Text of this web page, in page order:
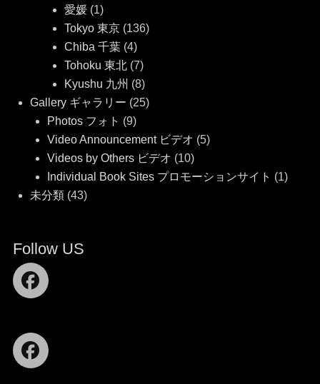
愛媛(1)
Tokyo 東京(136)
Chiba 千葉(4)
Tohoku 東北(7)
Kyushu 九州 (8)
Gallery ギャラリー (25)
Photos フォト (9)
Video Announcement ビデオ (5)
Videos by Others ビデオ (10)
Individual Book Sites プロモーションサイト (1)
未分類(43)
Follow US
Facebook
Facebook